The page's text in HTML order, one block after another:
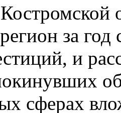
за
и
сферах